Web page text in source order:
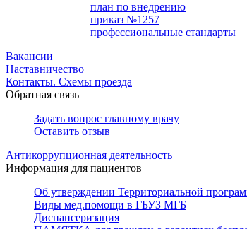
план по внедрению
приказ №1257
профессиональные стандарты
Вакансии
Наставничество
Контакты. Схемы проезда
Обратная связь
Задать вопрос главному врачу
Оставить отзыв
Антикоррупционная деятельность
Информация для пациентов
Об утверждении Территориальной
Виды мед.помощи в ГБУЗ МГБ
Диспансеризация